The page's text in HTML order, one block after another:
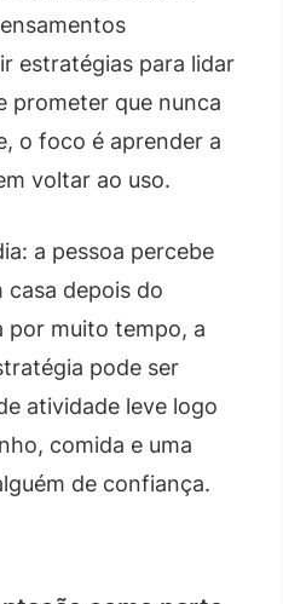
estratégias para lidar
prometer que nunca
o foco é aprender a
voltar ao uso.
a pessoa percebe
casa depois do
por muito tempo, a
pode ser
atividade leve logo
comida e uma
de confiança.